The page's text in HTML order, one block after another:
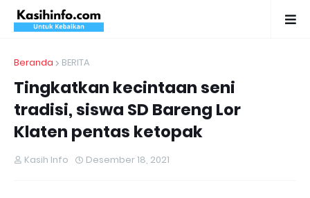
Beranda BERITA
Tingkatkan kecintaan seni
tradisi, siswa SD Bareng Lor
Klaten pentas ketopak
Kasih Info Desember 18, 2021